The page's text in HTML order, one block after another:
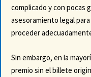
complicado y con pocas
asesoramiento legal
proceder
Sin embargo, en la
premio sin el billete